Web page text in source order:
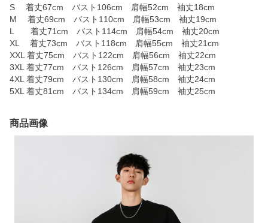
S 着丈67cm バスト106cm 肩幅52cm 袖丈18cm
M 着丈69cm バスト110cm 肩幅53cm 袖丈19cm
L 着丈71cm バスト114cm 肩幅54cm 袖丈20cm
XL 着丈73cm バスト118cm 肩幅55cm 袖丈21cm
XXL 着丈75cm バスト122cm 肩幅56cm 袖丈22cm
3XL 着丈77cm バスト126cm 肩幅57cm 袖丈23cm
4XL 着丈79cm バスト130cm 肩幅58cm 袖丈24cm
5XL 着丈81cm バスト134cm 肩幅59cm 袖丈25cm
商品画像